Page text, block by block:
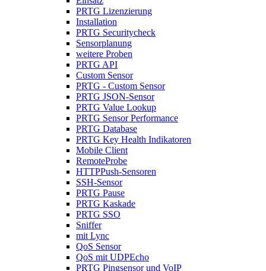
PRTG Lizenzierung
Installation
PRTG Securitycheck
Sensorplanung
weitere Proben
PRTG API
Custom Sensor
PRTG - Custom Sensor
PRTG JSON-Sensor
PRTG Value Lookup
PRTG Sensor Performance
PRTG Database
PRTG Key Health Indikatoren
Mobile Client
RemoteProbe
HTTPPush-Sensoren
SSH-Sensor
PRTG Pause
PRTG Kaskade
PRTG SSO
Sniffer
mit Lync
QoS Sensor
QoS mit UDPEcho
PRTG Pingsensor und VoIP